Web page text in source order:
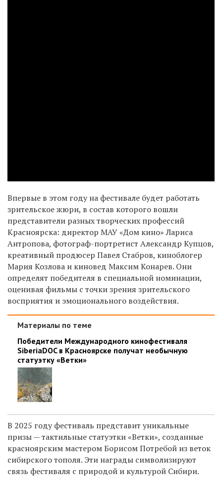
Впервые в этом году на фестивале будет работать
зрительское жюри, в состав которого вошли
представители разных творческих профессий
Красноярска: директор МАУ «Дом кино» Лариса
Антропова, фотограф-портретист Александр Купцов,
креативный продюсер Павел Стабров, киноблогер
Мария Козлова и киновед Максим Конарев. Они
определят победителя в специальной номинации,
оценивая фильмы с точки зрения зрительского
восприятия и эмоционального воздействия.
Материалы по теме
Победители Международного кинофестиваля
SiberiaDOC в Красноярске получат необычную
статуэтку «Ветки»
В 2025 году фестиваль представит уникальные
призы — тактильные статуэтки «Ветки», созданные
красноярским мастером Борисом Потребой из веток
сибирского тополя. Эти награды символизируют
связь фестиваля с природой и культурой Сибири.